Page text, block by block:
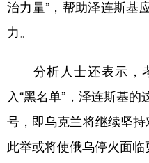
治力量”，帮助泽连斯基
力。
分析人士还表示，考
入“黑名单”，泽连斯基
号，即乌克兰将继续坚持
此举或将使俄乌停火面临